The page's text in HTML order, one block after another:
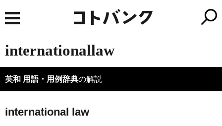
internationallaw
英和 用語・用例辞典の解説
international law